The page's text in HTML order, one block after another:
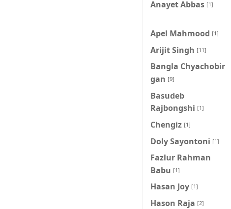
Anayet Abbas [1]
Apel Mahmood [1]
Arijit Singh [11]
Bangla Chyachobir
gan [9]
Basudeb
Rajbongshi [1]
Chengiz [1]
Doly Sayontoni [1]
Fazlur Rahman
Babu [1]
Hasan Joy [1]
Hason Raja [2]